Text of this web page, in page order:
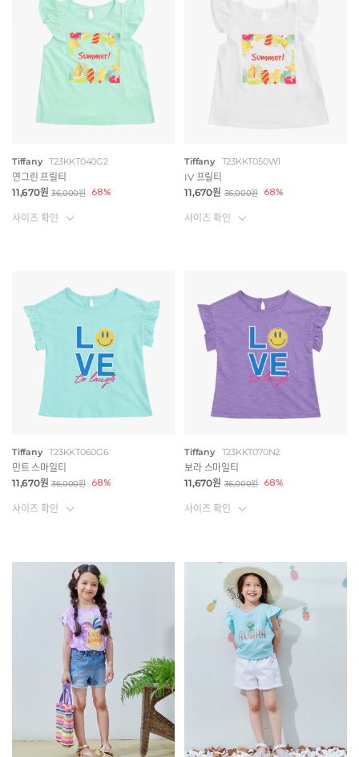
Tiffany T23KKT040G2
연그린 프릴티
11,670원 36,000원 68%
사이즈 확인
Tiffany T23KKT050W1
IV 프릴티
11,670원 36,000원 68%
사이즈 확인
Tiffany T23KKT060G6
민트 스마일티
11,670원 36,000원 68%
사이즈 확인
Tiffany T23KKT070N2
보라 스마일티
11,670원 36,000원 68%
사이즈 확인